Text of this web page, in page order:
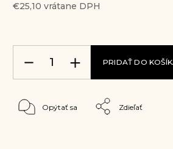
€25,10 vrátane DPH
PRIDAŤ DO
Opýtať sa Zdieľať